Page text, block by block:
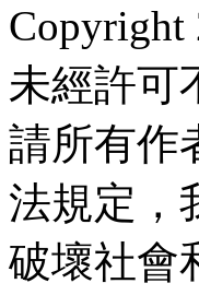
Copyright
未經許可
請所有作
法規定，
破壞社會